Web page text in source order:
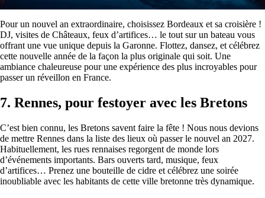
Pour un nouvel an extraordinaire, choisissez Bordeaux et sa croisière !
DJ, visites de Châteaux, feux d’artifices… le tout sur un bateau vous
offrant une vue unique depuis la Garonne. Flottez, dansez, et célébrez
cette nouvelle année de la façon la plus originale qui soit. Une
ambiance chaleureuse pour une expérience des plus incroyables pour
passer un réveillon en France.
7. Rennes, pour festoyer avec les Bretons
C’est bien connu, les Bretons savent faire la fête ! Nous nous devions
de mettre Rennes dans la liste des lieux où passer le nouvel an 2027.
Habituellement, les rues rennaises regorgent de monde lors
d’événements importants. Bars ouverts tard, musique, feux
d’artifices… Prenez une bouteille de cidre et célébrez une soirée
inoubliable avec les habitants de cette ville bretonne très dynamique.